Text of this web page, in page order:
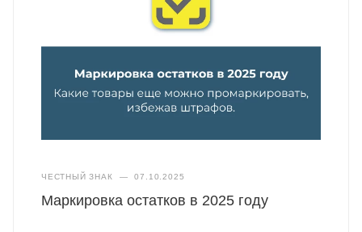
ЧЕСТНЫЙ ЗНАК — 07.10.2025
Маркировка остатков в 2025 году